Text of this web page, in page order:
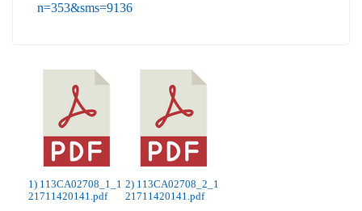
n=353&sms=9136
1) 113CA02708_1_1
21711420141.pdf
2) 113CA02708_2_1
21711420141.pdf